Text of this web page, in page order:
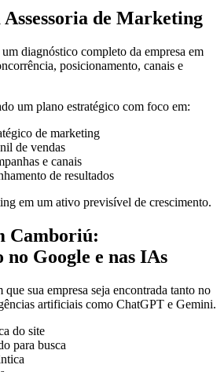
de Marketing
diagnóstico completo da empresa em
posicionamento, canais e
um plano estratégico com foco em:
de marketing
de vendas
e canais
de resultados
em um ativo previsível de crescimento.
Camboriú:
no Google e nas IAs
sua empresa seja encontrada tanto no
artificiais como ChatGPT e Gemini.
do site
para busca